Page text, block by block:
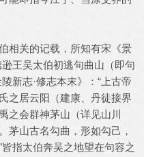
相关的记载，所知有宋《景
王吴太伯初逃句曲山（即句
新志·修志本末》：“上古帝
之居云阳（建康、丹徒接界
之会群神茅山（详见山川
茅山古名勾曲，形如勾己，
指太伯奔吴之地望在句容之